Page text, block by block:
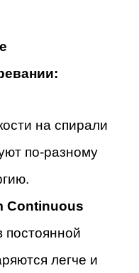
на спирали
по-разному
Continuous
легче и